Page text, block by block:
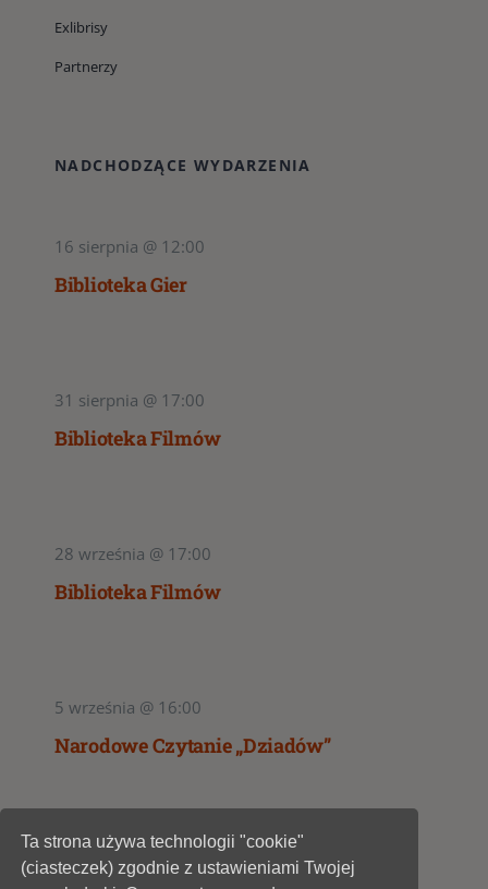
Exlibrisy
Partnerzy
NADCHODZĄCE WYDARZENIA
16 sierpnia @ 12:00
Biblioteka Gier
31 sierpnia @ 17:00
Biblioteka Filmów
28 września @ 17:00
Biblioteka Filmów
5 września @ 16:00
Narodowe Czytanie „Dziadów”
1
Ta strona używa technologii "cookie"
(ciasteczek) zgodnie z ustawieniami Twojej